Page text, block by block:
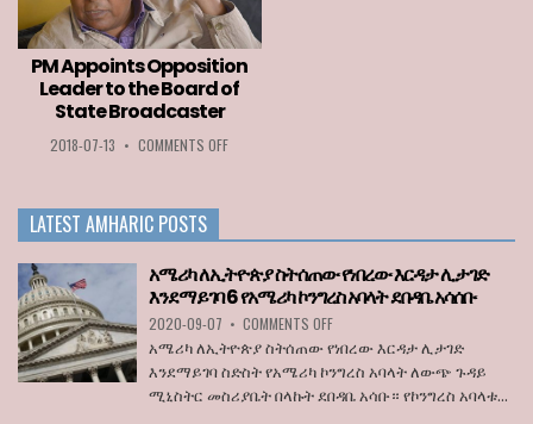
PERMITTED
TO
ENTER
THE
EU
PM Appoints Opposition
Leader to the Board of
State Broadcaster
2018-07-13 • COMMENTS OFFON
TO
THE
BOARD
OF
STATE
BROADCASTER
LATEST AMHARIC POSTS
አሜሪካ ለኢትዮጵያ ስትሰጠው የነበረው እርዳታ ሊታገድ
እንደማይገባ 6 የአሜሪካ ኮንግረስ አባላት ደበዳቤ አሳሰቡ
2020-09-07 • COMMENTS OFFON
አሜሪካ
ስትሰጠው
የነበረው
አሜሪካ ለኢትዮጵያ ስትሰጠው የነበረው እርዳታ ሊታገድ
እንደማይገባ ስድስት የአሜሪካ ኮንግረስ አባላት ለውጭ ጉዳይ
ሚኒስትር መስሪያቤት በላኩት ደበዳቤ አሳቡ። የኮንግረስ አባላቱ...